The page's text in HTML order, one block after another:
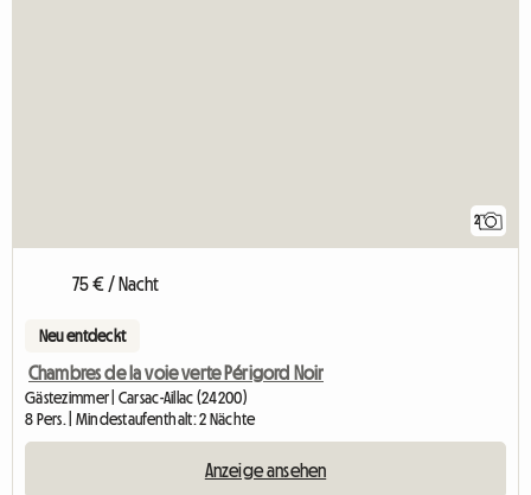
2
75 € / Nacht
Neu entdeckt
Chambres de la voie verte Périgord Noir
Gästezimmer | Carsac-Aillac (24200)
8 Pers. | Mindestaufenthalt: 2 Nächte
Anzeige ansehen